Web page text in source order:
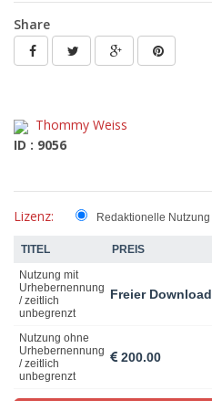
Share
Thommy Weiss
ID : 9056
Lizenz: Redaktionelle Nutzung
TITEL PREIS
Nutzung mit
Urhebernennung
/ zeitlich
unbegrenzt
Freier Download
Nutzung ohne
Urhebernennung
/ zeitlich
unbegrenzt
200.00